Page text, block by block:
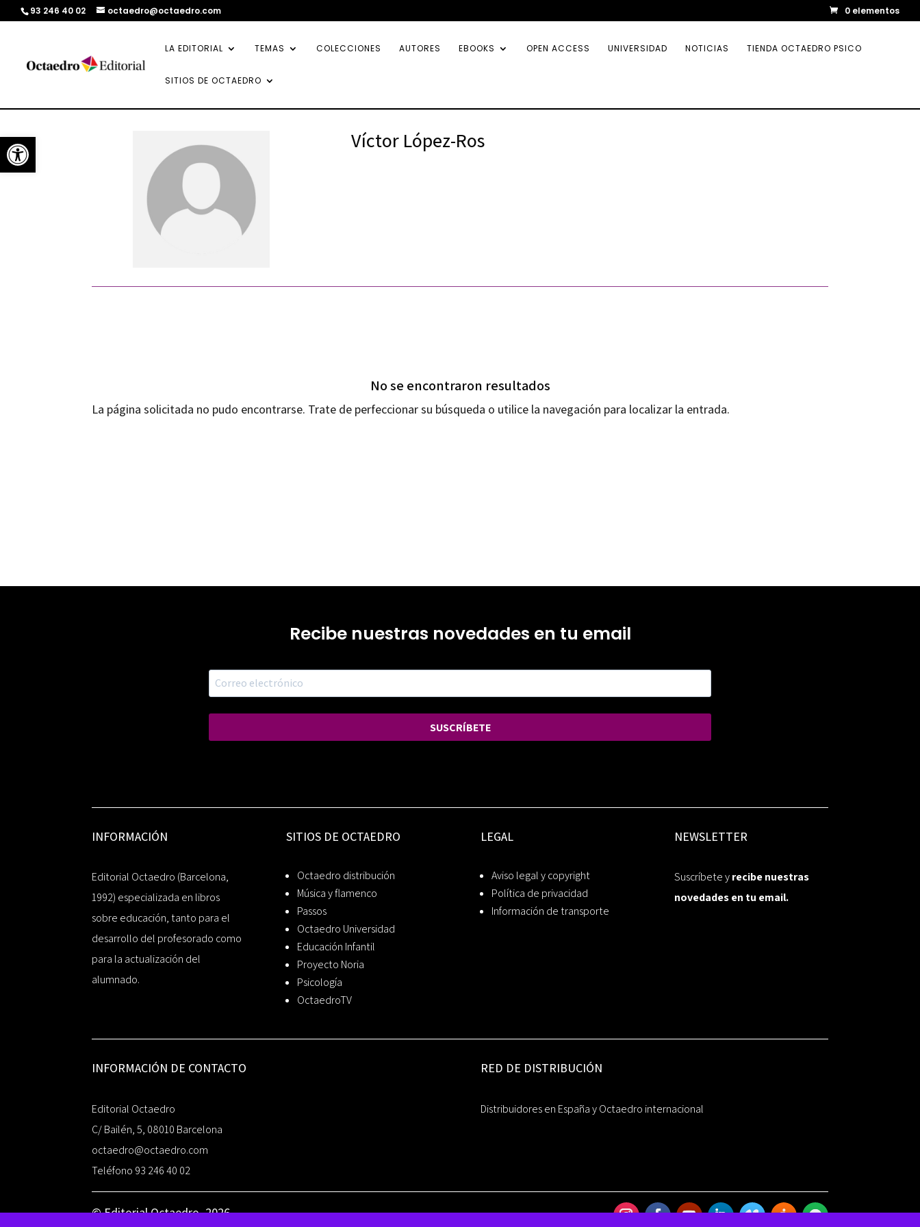
Abrir barra de herramientas
93 246 40 02 octaedro@octaedro.com 0 elementos
LA EDITORIAL TEMAS COLECCIONES AUTORES EBOOKS OPEN ACCESS UNIVERSIDAD NOTICIAS TIENDA OCTAEDRO PSICO
SITIOS DE OCTAEDRO
Víctor López-Ros
No se encontraron resultados
La página solicitada no pudo encontrarse. Trate de perfeccionar su búsqueda o utilice la navegación para localizar la entrada.
Recibe nuestras novedades en tu email
SUSCRÍBETE
INFORMACIÓN
Editorial Octaedro (Barcelona,
1992) especializada en libros
sobre educación, tanto para el
desarrollo del profesorado como
para la actualización del
alumnado.
SITIOS DE OCTAEDRO
Octaedro distribución
Música y flamenco
Passos
Octaedro Universidad
Educación Infantil
Proyecto Noria
Psicología
OctaedroTV
LEGAL
Aviso legal y copyright
Política de privacidad
Información de transporte
NEWSLETTER
Suscríbete yrecibe nuestras
novedades en tu email.
INFORMACIÓN DE CONTACTO
Editorial Octaedro
C/ Bailén, 5, 08010 Barcelona
octaedro@octaedro.com
Teléfono 93 246 40 02
RED DE DISTRIBUCIÓN
Distribuidores en España y Octaedro internacional
© Editorial Octaedro, 2026